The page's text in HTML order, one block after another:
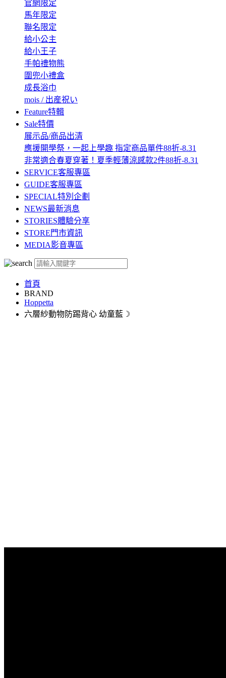
官網限定
馬年限定
聯名限定
給小公主
給小王子
手帕禮物熊
圍兜小禮盒
成長浴巾
mois / 出産祝い
Feature特輯
Sale特價
展示品/商品出清
應援開學祭，一起上學趣 指定商品單件88折-8.31
非常適合春夏穿著！夏季輕薄涼感款2件88折-8.31
SERVICE客服專區
GUIDE客服專區
SPECIAL特別企劃
NEWS最新消息
STORIES體驗分享
STORE門市資訊
MEDIA影音專區
首頁
BRAND
Hoppetta
六層紗動物防踢背心 幼童藍☽